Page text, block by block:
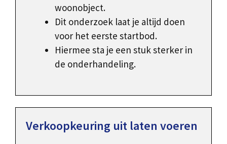
woonobject.
Dit onderzoek laat je altijd doen
voor het eerste startbod.
Hiermee sta je een stuk sterker in
de onderhandeling.
Verkoopkeuring uit laten voeren